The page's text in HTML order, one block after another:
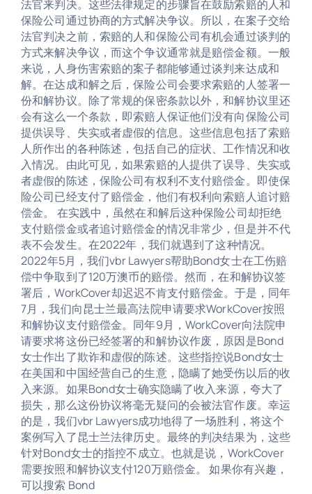
法官来判决。这些法律规定的步骤旨在鼓励索赔的人和
保险公司通过协商的方式解决争议。所以，在案子交给
法官判决之前，索赔的人和保险公司有机会通过谈判的
方式来解决争议，而这个争议通常就是赔偿金额。一般
来说，人身伤害索赔的案子都能够通过谈判来达成和
解。在达成和解之后，保险公司会要求索赔的人签署一
份和解协议。除了常规的保密条款以外，和解协议里还
会有这么一个条款，即索赔人保证他们没有向保险公司
提供误导、失实或者虚假的信息。这些信息包括了索赔
人所作出的各种陈述，包括自己的症状、工作情况和收
入情况。由此可见，如果索赔的人提供了误导、失实或
者虚假的陈述，保险公司有权利不支付赔偿金。即使保
险公司已经支付了赔偿金，他们有权利向索赔人追讨赔
偿金。 在实践中，虽然在和解后这种保险公司却拒绝
支付赔偿金或者追讨赔偿金的情况非常少，但是并不代
表不会发生。在2022年，我们就遇到了这种情况。
2022年5月，我们vbr Lawyers帮助Bond女士在工伤赔
偿中争取到了120万澳币的赔偿。然而，在和解协议签
署后，WorkCover却迟迟不肯支付赔偿金。于是，同年
7月，我们向昆士兰最高法院申请要求WorkCover按照
和解协议支付赔偿金。同年9月，WorkCover向法院申
请要求将这份已经签署的和解协议作废，原因是Bond
女士作出了欺诈和虚假的陈述。这些指控说Bond女士
在美国和中国经营自己的生意，隐瞒了她受伤以后的收
入来源。如果Bond女士确实隐瞒了收入来源，夸大了
损失，那么这份协议将毫无疑问的会被法官作废。幸运
的是，我们vbr Lawyers成功地得了一场胜利，将这个
案例写入了昆士兰法律历史。最终的判决结果为，这些
针对Bond女士的指控不成立。也就是说，WorkCover
需要按照和解协议支付120万赔偿金。 如果你有兴趣，
可以搜索 Bond